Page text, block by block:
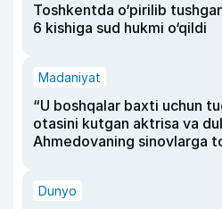
Toshkentda o‘pirilib
6 kishiga sud hukmi o‘qildi
Madaniyat
“U boshqalar baxti uchun
otasini kutgan aktrisa va
Ahmedovaning sinovlarga
Dunyo